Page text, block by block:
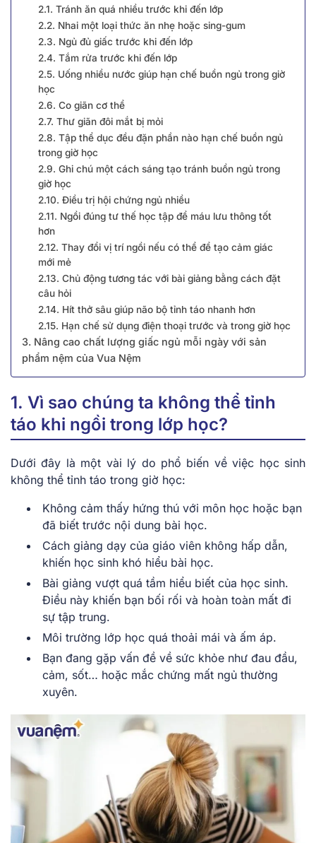
2.1. Tránh ăn quá nhiều trước khi đến lớp
2.2. Nhai một loại thức ăn nhẹ hoặc sing-gum
2.3. Ngủ đủ giấc trước khi đến lớp
2.4. Tắm rửa trước khi đến lớp
2.5. Uống nhiều nước giúp hạn chế buồn ngủ trong giờ
học
2.6. Co giãn cơ thể
2.7. Thư giãn đôi mắt bị mỏi
2.8. Tập thể dục đều đặn phần nào hạn chế buồn ngủ
trong giờ học
2.9. Ghi chú một cách sáng tạo tránh buồn ngủ trong
giờ học
2.10. Điều trị hội chứng ngủ nhiều
2.11. Ngồi đúng tư thế học tập để máu lưu thông tốt
hơn
2.12. Thay đổi vị trí ngồi nếu có thể để tạo cảm giác
mới mẻ
2.13. Chủ động tương tác với bài giảng bằng cách đặt
câu hỏi
2.14. Hít thở sâu giúp não bộ tỉnh táo nhanh hơn
2.15. Hạn chế sử dụng điện thoại trước và trong giờ học
3. Nâng cao chất lượng giấc ngủ mỗi ngày với sản
phẩm nệm của Vua Nệm
1. Vì sao chúng ta không thể tỉnh
táo khi ngồi trong lớp học?
Dưới đây là một vài lý do phổ biến về việc học sinh
không thể tỉnh táo trong giờ học:
Không cảm thấy hứng thú với môn học hoặc bạn
đã biết trước nội dung bài học.
Cách giảng dạy của giáo viên không hấp dẫn,
khiến học sinh khó hiểu bài học.
Bài giảng vượt quá tầm hiểu biết của học sinh.
Điều này khiến bạn bối rối và hoàn toàn mất đi
sự tập trung.
Môi trường lớp học quá thoải mái và ấm áp.
Bạn đang gặp vấn đề về sức khỏe như đau đầu,
cảm, sốt… hoặc mắc chứng mất ngủ thường
xuyên.